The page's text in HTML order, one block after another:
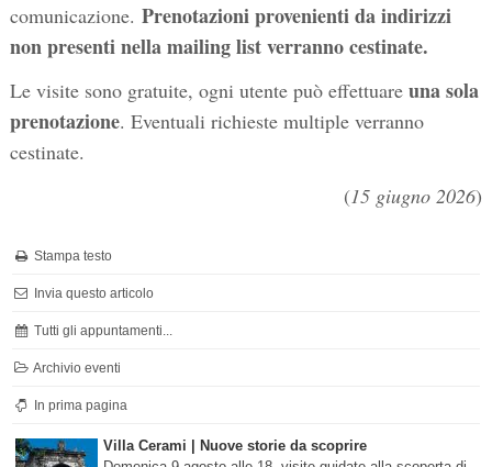
comunicazione. Prenotazioni provenienti da indirizzi
non presenti nella mailing list verranno cestinate.
Le visite sono gratuite, ogni utente può effettuare una sola
prenotazione. Eventuali richieste multiple verranno
cestinate.
(15 giugno 2026)
Stampa testo
Invia questo articolo
Tutti gli appuntamenti...
Archivio eventi
In prima pagina
Villa Cerami | Nuove storie da scoprire